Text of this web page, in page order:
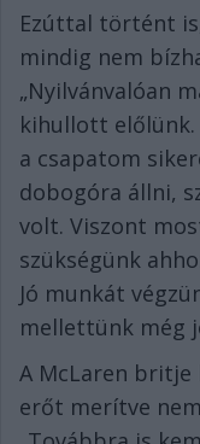
Ezúttal történt
mindig nem
„Nyilvánvalóan
kihullott előlünk.
a csapatom
dobogóra állni,
volt. Viszont
szükségünk
Jó munkát
mellettünk még
A McLaren
erőt merítve